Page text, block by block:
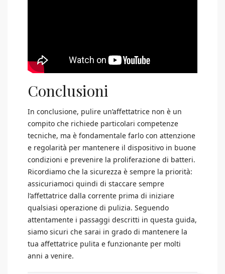
Conclusioni
In conclusione, pulire un’affettatrice non è un
compito che richiede particolari competenze
tecniche, ma è fondamentale farlo con attenzione
e regolarità per mantenere il dispositivo in buone
condizioni e prevenire la proliferazione di batteri.
Ricordiamo che la sicurezza è sempre la priorità:
assicuriamoci quindi di staccare sempre
l’affettatrice dalla corrente prima di iniziare
qualsiasi operazione di pulizia. Seguendo
attentamente i passaggi descritti in questa guida,
siamo sicuri che sarai in grado di mantenere la
tua affettatrice pulita e funzionante per molti
anni a venire.